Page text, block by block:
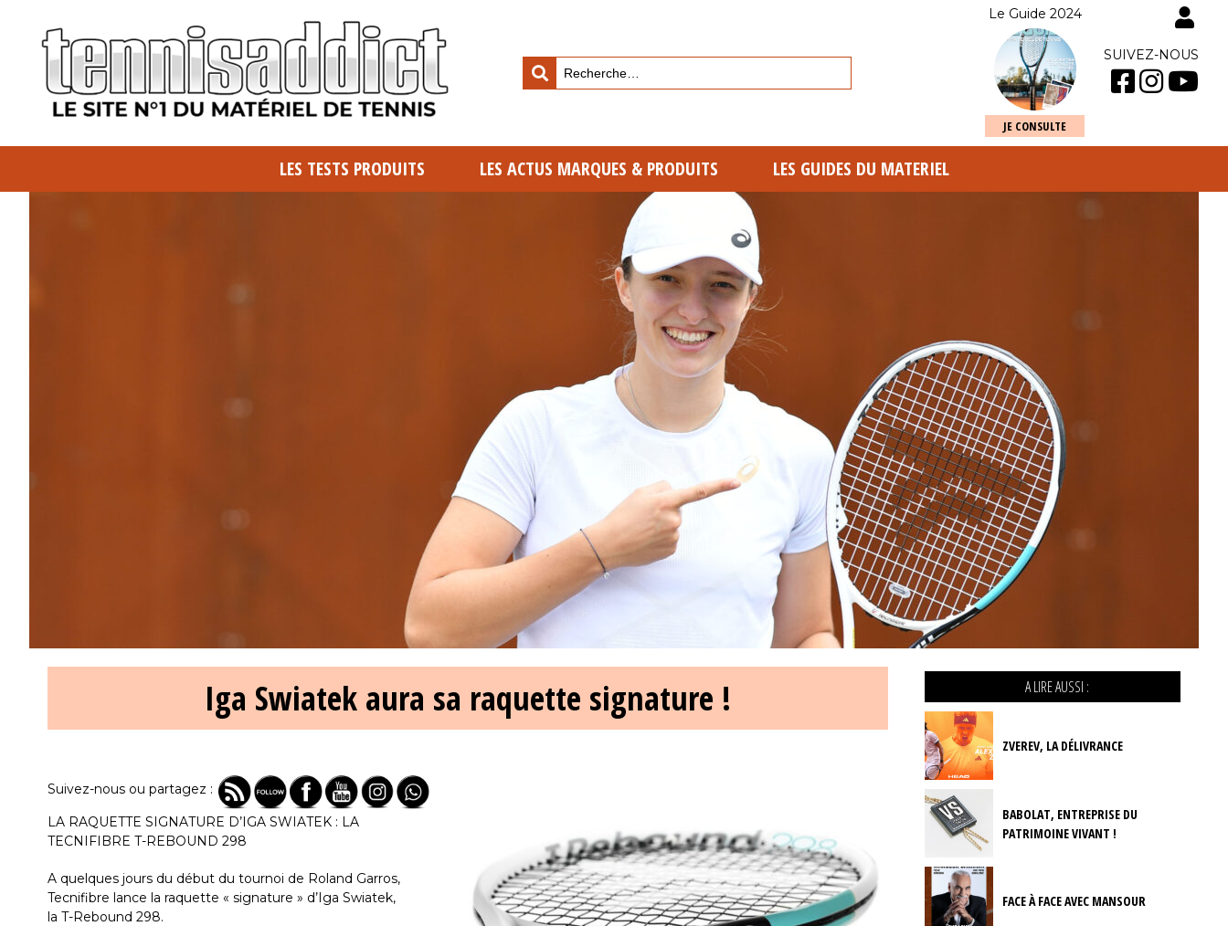
Le Guide 2024
JE CONSULTE
SUIVEZ-NOUS
LES TESTS PRODUITS LES ACTUS MARQUES & PRODUITS LES GUIDES DU MATERIEL
Iga Swiatek aura sa raquette signature !
Suivez-nous ou partagez :
LA RAQUETTE SIGNATURE D’IGA SWIATEK : LA
TECNIFIBRE T-REBOUND 298
A quelques jours du début du tournoi de Roland Garros,
Tecnifibre lance la raquette « signature » d’Iga Swiatek,
la T-Rebound 298.
A LIRE AUSSI :
ZVEREV, LA DÉLIVRANCE
BABOLAT, ENTREPRISE DU
PATRIMOINE VIVANT !
FACE À FACE AVEC MANSOUR